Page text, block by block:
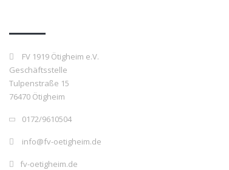
FV 1919 Ötigheim e.V.
Geschäftsstelle
Tulpenstraße 15
76470 Ötigheim
0172/9610504
info@fv-oetigheim.de
fv-oetigheim.de